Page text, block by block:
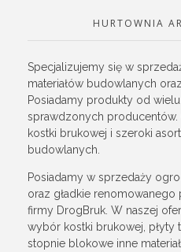
HURTOWNIA
Specjalizujemy się w
materiałów budowlanych
Posiadamy produkty od
sprawdzonych producentów.
kostki brukowej i szeroki
budowlanych.
Posiadamy w sprzedaży
oraz gładkie
firmy DrogBruk. W naszej
wybór kostki brukowej, płyty
stopnie blokowe inne